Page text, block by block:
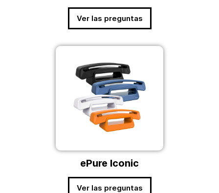
Ver las preguntas
ePure Iconic
Ver las preguntas